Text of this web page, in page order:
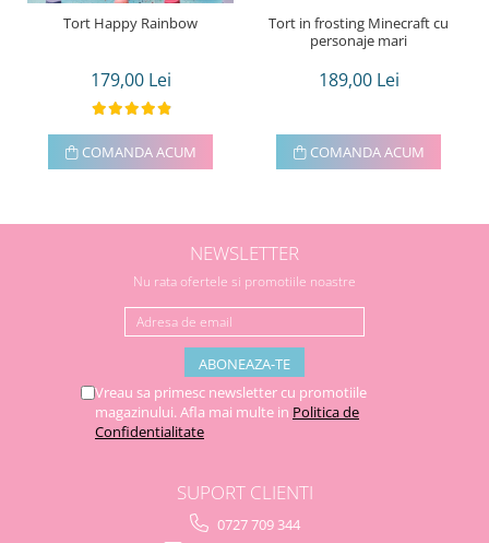
Tort Happy Rainbow
179,00 Lei
COMANDA ACUM
Tort in frosting Minecraft cu
personaje mari
189,00 Lei
COMANDA ACUM
NEWSLETTER
Nu rata ofertele si promotiile noastre
Vreau sa primesc newsletter cu promotiile
magazinului. Afla mai multe in Politica de
Confidentialitate
SUPORT CLIENTI
0727 709 344